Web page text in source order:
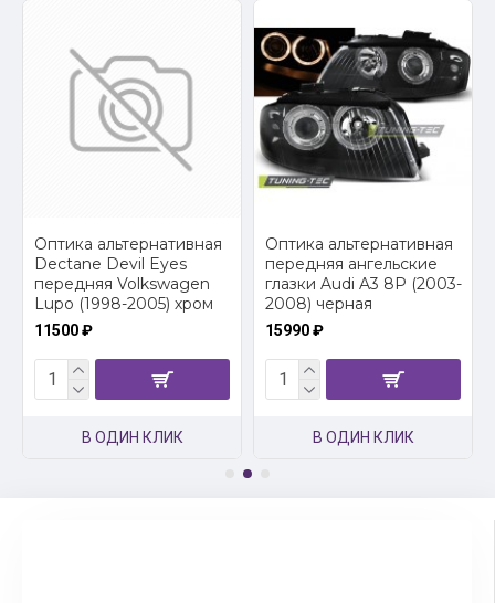
Оптика альтернативная
Dectane Devil Eyes
передняя Volkswagen
Lupo (1998-2005) хром
11500 ₽
В ОДИН КЛИК
Оптика альтернативная
передняя ангельские
глазки Audi A3 8P (2003-
2008) черная
15990 ₽
В ОДИН КЛИК